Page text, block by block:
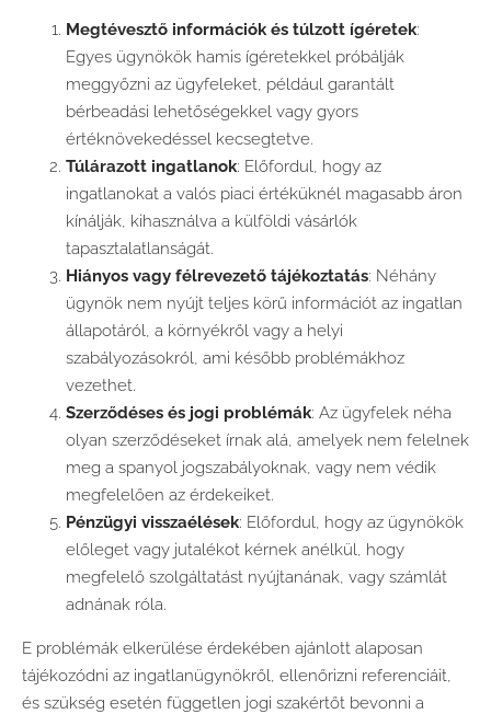
Megtévesztő információk és túlzott ígéretek:
Egyes ügynökök hamis ígéretekkel próbálják
meggyőzni az ügyfeleket, például garantált
bérbeadási lehetőségekkel vagy gyors
értéknövekedéssel kecsegtetve.
Túlárazott ingatlanok: Előfordul, hogy az
ingatlanokat a valós piaci értéküknél magasabb áron
kínálják, kihasználva a külföldi vásárlók
tapasztalatlanságát.
Hiányos vagy félrevezető tájékoztatás: Néhány
ügynök nem nyújt teljes körű információt az ingatlan
állapotáról, a környékről vagy a helyi
szabályozásokról, ami később problémákhoz
vezethet.
Szerződéses és jogi problémák: Az ügyfelek néha
olyan szerződéseket írnak alá, amelyek nem felelnek
meg a spanyol jogszabályoknak, vagy nem védik
megfelelően az érdekeiket.
Pénzügyi visszaélések: Előfordul, hogy az ügynökök
előleget vagy jutalékot kérnek anélkül, hogy
megfelelő szolgáltatást nyújtanának, vagy számlát
adnának róla.
E problémák elkerülése érdekében ajánlott alaposan
tájékozódni az ingatlanügynökről, ellenőrizni referenciáit,
és szükség esetén független jogi szakértőt bevonni a